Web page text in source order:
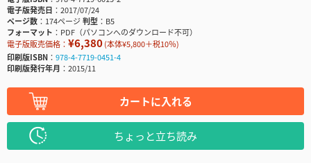
電子版発売日
2017/07/24
ページ数
174ページ判型
B5
フォーマット
PDF（パソコンへのダウンロード不可）
電子版販売価格： ¥6,380(本体¥5,800＋税10％)
印刷版ISBN
978-4-7719-0451-4
印刷版発行年月
2015/11
カートに入れる
ちょっと立ち読み